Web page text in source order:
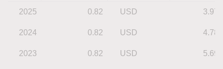
2025 0.82 USD 3.97
2024 0.82 USD 4.78
2023 0.82 USD 5.69